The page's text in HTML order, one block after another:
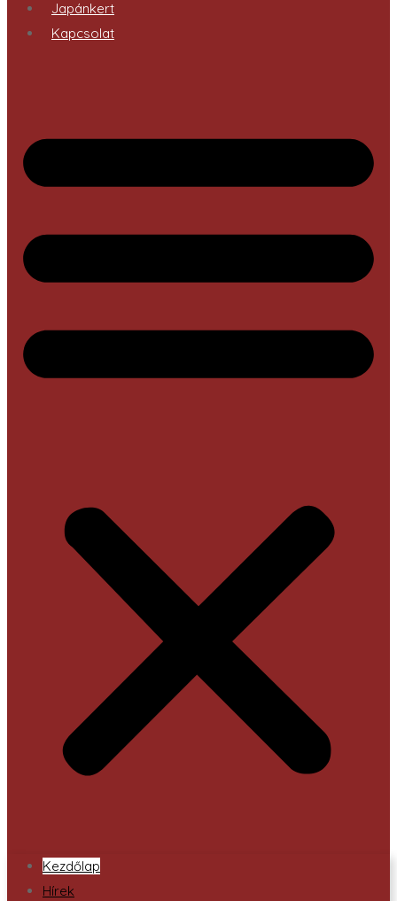
Japánkert
Kapcsolat
Kezdőlap
Hírek